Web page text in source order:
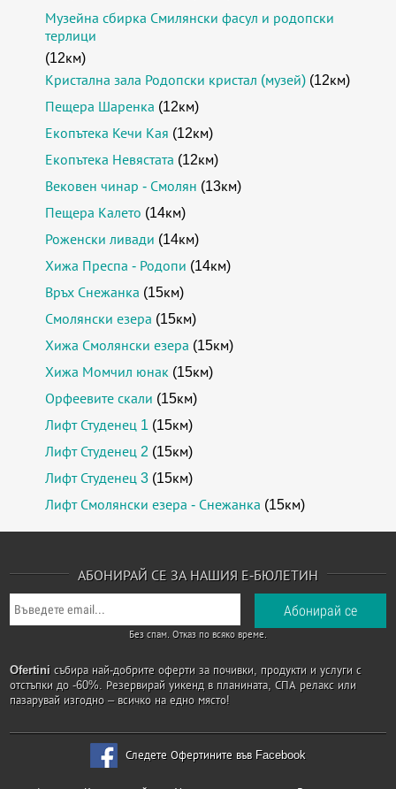
Музейна сбирка Смилянски фасул и родопски
терлици
(12км)
Кристална зала Родопски кристал (музей) (12км)
Пещера Шаренка (12км)
Екопътека Кечи Кая (12км)
Екопътека Невястата (12км)
Вековен чинар - Смолян (13км)
Пещера Калето (14км)
Роженски ливади (14км)
Хижа Преспа - Родопи (14км)
Връх Снежанка (15км)
Смолянски езера (15км)
Хижа Смолянски езера (15км)
Хижа Момчил юнак (15км)
Орфеевите скали (15км)
Лифт Студенец 1 (15км)
Лифт Студенец 2 (15км)
Лифт Студенец 3 (15км)
Лифт Смолянски езера - Снежанка (15км)
АБОНИРАЙ СЕ ЗА НАШИЯ Е-БЮЛЕТИН
Без спам. Отказ по всяко време.
Ofertini събира най-добрите оферти за почивки, продукти и услуги с
отстъпки до -60%. Резервирай уикенд в планината, СПА релакс или
пазарувай изгодно – всичко на едно място!
Следете Офертините във Facebook